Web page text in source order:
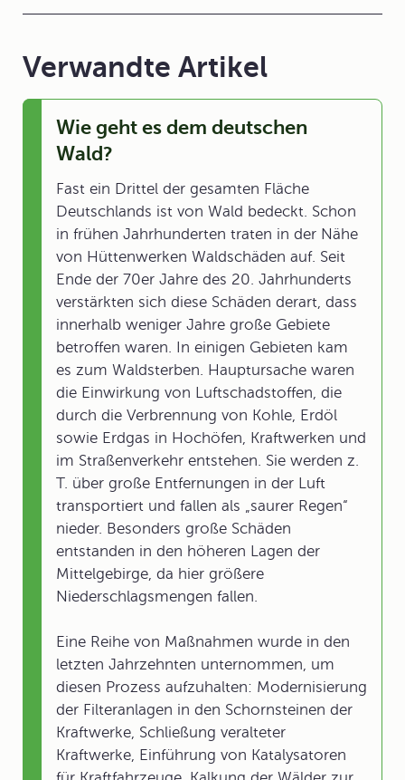
Verwandte Artikel
Wie geht es dem deutschen
Wald?
Fast ein Drittel der gesamten Fläche
Deutschlands ist von Wald bedeckt. Schon
in frühen Jahrhunderten traten in der Nähe
von Hüttenwerken Waldschäden auf. Seit
Ende der 70er Jahre des 20. Jahrhunderts
verstärkten sich diese Schäden derart, dass
innerhalb weniger Jahre große Gebiete
betroffen waren. In einigen Gebieten kam
es zum Waldsterben. Hauptursache waren
die Einwirkung von Luftschadstoffen, die
durch die Verbrennung von Kohle, Erdöl
sowie Erdgas in Hochöfen, Kraftwerken und
im Straßenverkehr entstehen. Sie werden z.
T. über große Entfernungen in der Luft
transportiert und fallen als „saurer Regen“
nieder. Besonders große Schäden
entstanden in den höheren Lagen der
Mittelgebirge, da hier größere
Niederschlagsmengen fallen.
Eine Reihe von Maßnahmen wurde in den
letzten Jahrzehnten unternommen, um
diesen Prozess aufzuhalten: Modernisierung
der Filteranlagen in den Schornsteinen der
Kraftwerke, Schließung veralteter
Kraftwerke, Einführung von Katalysatoren